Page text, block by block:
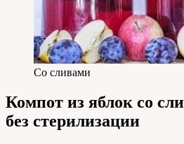
Со сливами
Компот из яблок со
без стерилизации